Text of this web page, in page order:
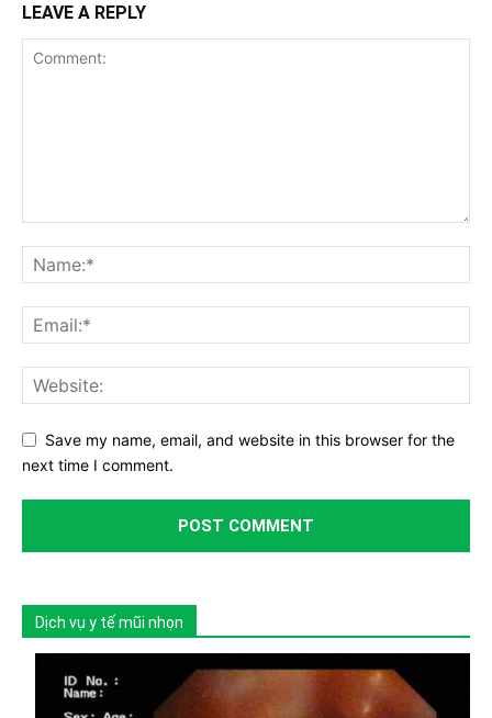
LEAVE A REPLY
Save my name, email, and website in this browser for the
next time I comment.
Dịch vụ y tế mũi nhọn